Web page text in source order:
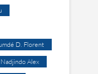
D. Florent
Nadjindo Alex